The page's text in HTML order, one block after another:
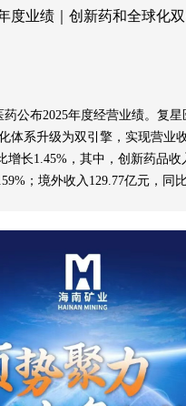
度业绩｜创新药和全球化
药公布2025年度经营业绩。复
体系升级为双引擎，实现营业
增长1.45%，其中，创新药品收
；境外收入129.77亿元，同